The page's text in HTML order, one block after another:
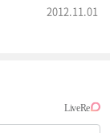
2012.11.01